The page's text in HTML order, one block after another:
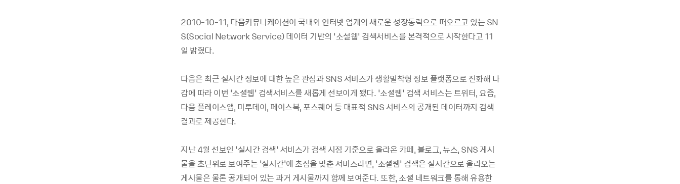
2010-10-11, 다음커뮤니케이션이 국내외 인터넷 업계의 새로운 성장동력으로 떠오르고 있는 SN
S(Social Network Service) 데이터 기반의 ‘소셜웹’ 검색서비스를 본격적으로 시작한다고 11
일 밝혔다.
다음은 최근 실시간 정보에 대한 높은 관심과 SNS 서비스가 생활밀착형 정보 플랫폼으로 진화해 나
감에 따라 이번 ‘소셜웹’ 검색서비스를 새롭게 선보이게 됐다. ‘소셜웹’ 검색 서비스는 트위터, 요즘,
다음 플레이스앱, 미투데이, 페이스북, 포스퀘어 등 대표적 SNS 서비스의 공개된 데이터까지 검색
결과로 제공한다.
지난 4월 선보인 ‘실시간 검색’ 서비스가 검색 시점 기준으로 올라온 카페, 블로그, 뉴스, SNS 게시
물을 초단위로 보여주는 ‘실시간’에 초점을 맞춘 서비스라면, ‘소셜웹’ 검색은 실시간으로 올라오는
게시물은 물론 공개되어 있는 과거 게시물까지 함께 보여준다. 또한, 소셜 네트워크를 통해 유용한